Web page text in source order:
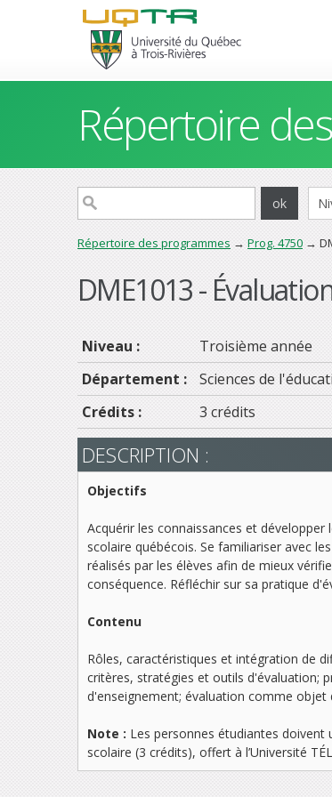
Répertoire
Répertoire des programmes → Prog. 4750 →
DME1013 -
Niveau :
Troisième année
Département :
Sciences de
Crédits :
3 crédits
DESCRIPTION :
Objectifs
Acquérir les connaissances et
scolaire québécois. Se familiariser avec
réalisés par les élèves afin de mieux
conséquence. Réfléchir sur sa pratique
Contenu
Rôles, caractéristiques et intégration de
critères, stratégies et outils d'évaluation;
d'enseignement; évaluation comme objet
Note : Les personnes étudiantes doivent
scolaire (3 crédits), offert à l’Université